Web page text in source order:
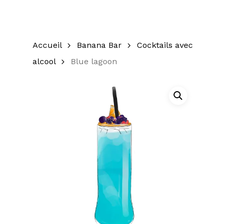
Accueil Banana Bar
Cocktails avec
alcool
Blue lagoon